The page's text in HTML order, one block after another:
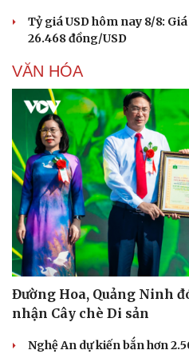
Tỷ giá USD hôm nay 8/8:
26.468 đồng/USD
VĂN HÓA
Đường Hoa, Quảng Ninh
nhận Cây chè Di sản
Nghệ An dự kiến bắn hơn